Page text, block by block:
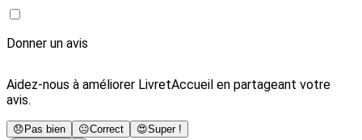
Donner un avis
Aidez-nous à améliorer LivretAccueil en partageant votre
avis.
😞 Pas bien 😐Correct 😍Super !